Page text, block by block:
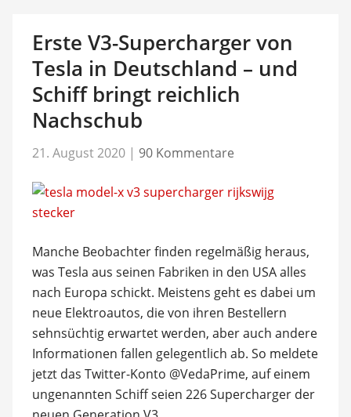
Erste V3-Supercharger von
Tesla in Deutschland – und
Schiff bringt reichlich
Nachschub
21. August 2020 | 90 Kommentare
Manche Beobachter finden regelmäßig heraus,
was Tesla aus seinen Fabriken in den USA alles
nach Europa schickt. Meistens geht es dabei um
neue Elektroautos, die von ihren Bestellern
sehnsüchtig erwartet werden, aber auch andere
Informationen fallen gelegentlich ab. So meldete
jetzt das Twitter-Konto @VedaPrime, auf einem
ungenannten Schiff seien 226 Supercharger der